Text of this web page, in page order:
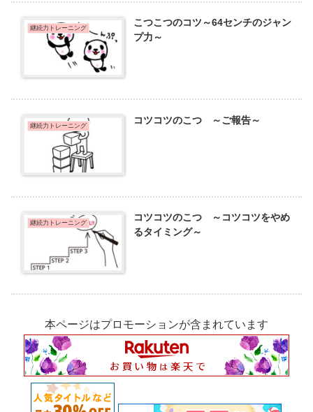
継続力トレーニング
こつこつのコツ～64センチのジャン
プ力～
継続力トレーニング コツコツのこつ ～ご報告～
継続力トレーニング
コツコツのこつ ～コツコツをやめ
るタイミング～
本ページはプロモーションが含まれています